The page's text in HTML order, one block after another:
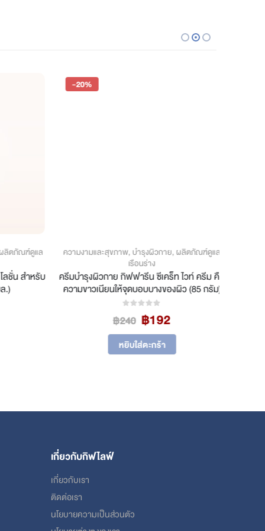
ภัณฑ์ดูแล
น สำหรับ
-20%
ความงามและสุขภาพ,บำรุงผิวกาย,ผลิตภัณฑ์ดูแล
เรือนร่าง
ครีมบำรุงผิวกาย กิฟฟารีน ซีเคร็ท ไวท์ ครีม คืน
ความขาวเนียนให้จุดบอบบางของผิว (85 กรัม)
240 Original
price
was:
฿240.
฿ 192Current
price
is:
฿192.
หยิบใส่ตะกร้า
เกี่ยวกับกิฟไลฟ์
เกี่ยวกับเรา
ติดต่อเรา
นโยบายความเป็นส่วนตัว